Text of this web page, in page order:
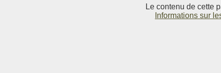
Le contenu de cette
Informations sur